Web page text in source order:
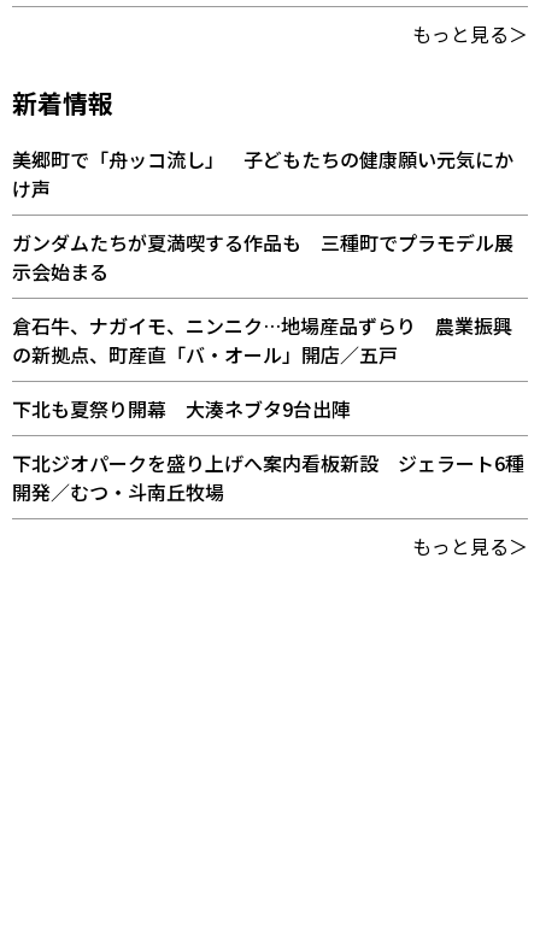
もっと見る＞
新着情報
美郷町で「舟ッコ流し」 子どもたちの健康願い元気にか
け声
ガンダムたちが夏満喫する作品も 三種町でプラモデル展
示会始まる
倉石牛、ナガイモ、ニンニク…地場産品ずらり 農業振興
の新拠点、町産直「バ・オール」開店／五戸
下北も夏祭り開幕 大湊ネブタ9台出陣
下北ジオパークを盛り上げへ案内看板新設 ジェラート6種
開発／むつ・斗南丘牧場
もっと見る＞